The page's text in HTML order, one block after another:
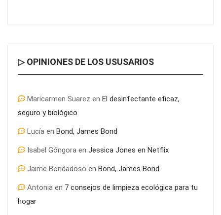
para la compra de piso?
▷ OPINIONES DE LOS USUSARIOS
Maricarmen Suarez en El desinfectante eficaz,
seguro y biológico
Lucía en Bond, James Bond
Isabel Góngora en Jessica Jones en Netflix
Jaime Bondadoso en Bond, James Bond
Antonia en 7 consejos de limpieza ecológica para tu
hogar